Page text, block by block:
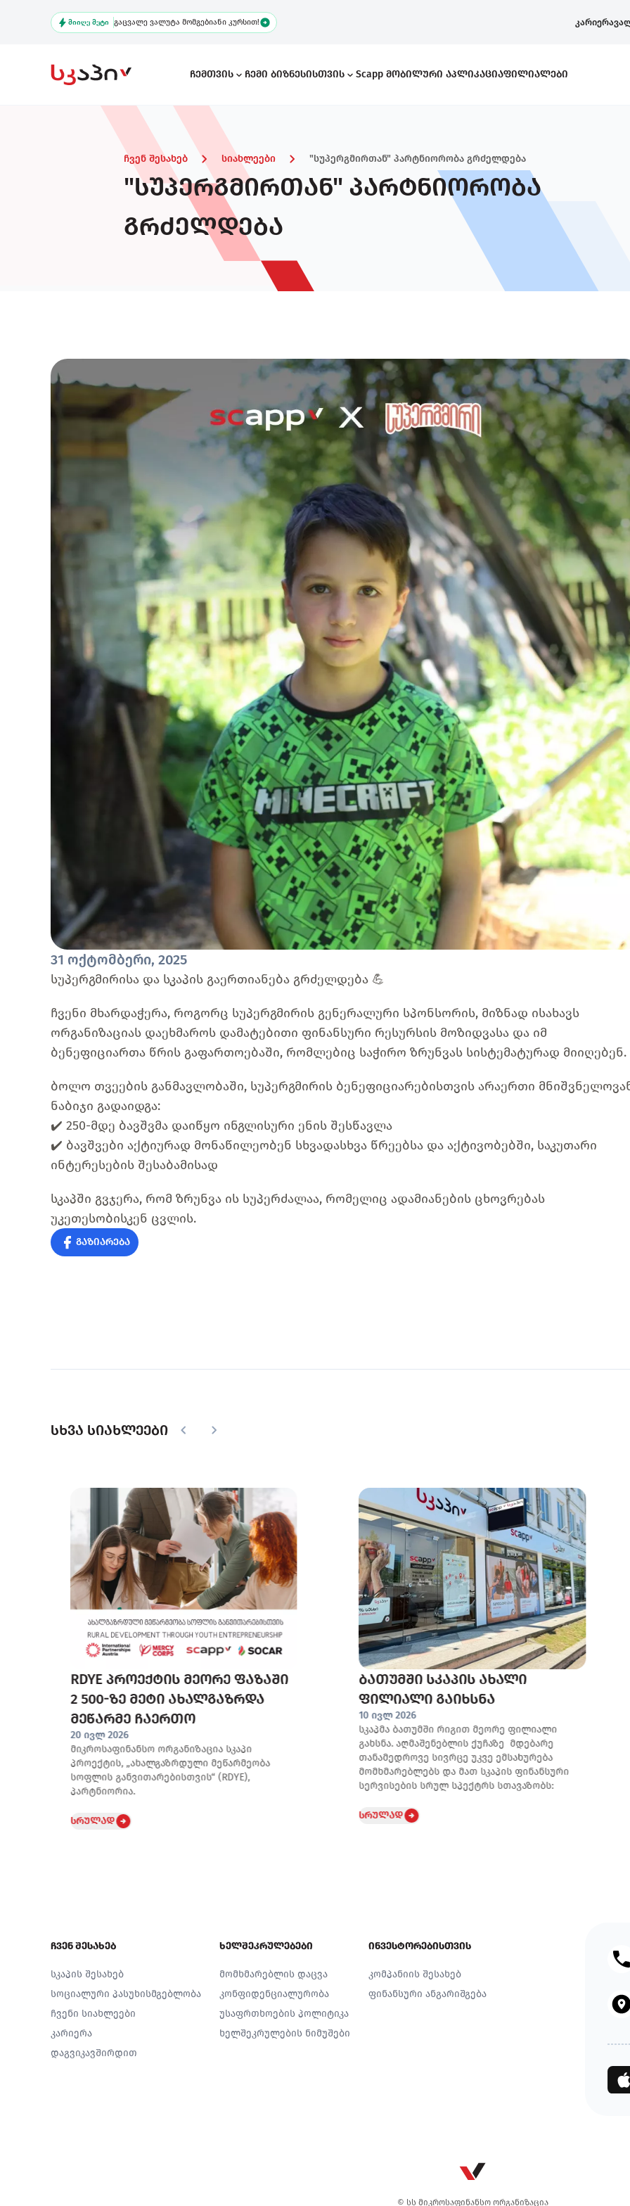
ᲛᲘᲘᲦᲔ ᲛᲔᲢᲘ გაცვალე ვალუტა მომგებიანი კურსით! კარიერა
Ჩემთვის Ჩემი Ბიზნესისთვის Scapp Მობილური ᲐპლიკაციაᲤილიალები
Ხშირი Კითხვები
ჩვენ შესახებ სიახლეები "სუპერგმირთან" პარტნიორობა გრძელდება
"სუპერგმირთან" პარტნიორობა
გრძელდება
31 ოქტომბერი, 2025
სუპერგმირისა და სკაპის გაერთიანება გრძელდება 💪
ჩვენი მხარდაჭერა, როგორც სუპერგმირის გენერალური სპონსორის, მიზნად ისახავს
ორგანიზაციას დაეხმაროს დამატებითი ფინანსური რესურსის მოზიდვასა და იმ
ბენეფიციართა წრის გაფართოებაში, რომლებიც საჭირო ზრუნვას სისტემატურად მიიღებენ.
ბოლო თვეების განმავლობაში, სუპერგმირის ბენეფიციარებისთვის არაერთი
ნაბიჯი გადაიდგა:
✔️ 250-მდე ბავშვმა დაიწყო ინგლისური ენის შესწავლა
✔️ ბავშვები აქტიურად მონაწილეობენ სხვადასხვა წრეებსა და აქტივობებში, საკუთარი
ინტერესების შესაბამისად
სკაპში გვჯერა, რომ ზრუნვა ის სუპერძალაა, რომელიც ადამიანების ცხოვრებას
უკეთესობისკენ ცვლის.
გაზიარება
სხვა სიახლეები
RDYE პროექტის მეორე ფაზაში
2 500-ზე მეტი ახალგაზრდა
მეწარმე ჩაერთო
20 ივლ 2026
მიკროსაფინანსო ორგანიზაცია სკაპი
პროექტის, „ახალგაზრდული მეწარმეობა
სოფლის განვითარებისთვის“ (RDYE),
პარტნიორია.
სრულად
ბათუმში სკაპის ახალი
ფილიალი გაიხსნა
10 ივლ 2026
სკაპმა ბათუმში რიგით მეორე ფილიალი
გახსნა. აღმაშენებლის ქუჩაზე მდებარე
თანამედროვე სივრცე უკვე ემსახურება
მომხმარებლებს და მათ სკაპის ფინანსური
სერვისების სრულ სპექტრს სთავაზობს:
სრულად
ჩვენ შესახებ
სკაპის შესახებ
სოციალური პასუხისმგებლობა
ჩვენი სიახლეები
კარიერა
დაგვიკავშირდით
ხელშეკრულებები
მომხმარებლის დაცვა
კონფიდენციალურობა
უსაფრთხოების პოლიტიკა
ხელშეკრულების ნიმუშები
ინვესტორებისთვის
კომპანიის შესახებ
ფინანსური ანგარიშგება
© სს მიკროსაფინანსო ორგანიზაცია